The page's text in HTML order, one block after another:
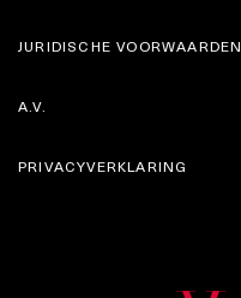
JURIDISCHE VOORWAARDEN
A.V.
PRIVACYVERKLARING